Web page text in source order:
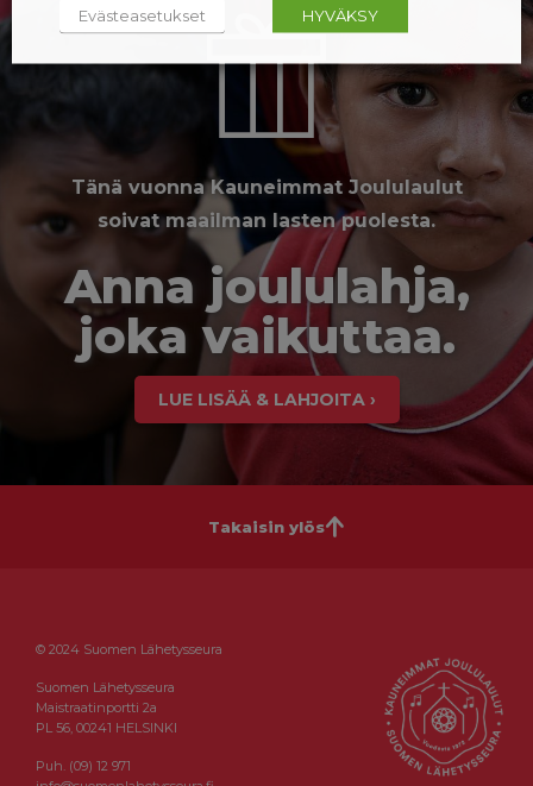
Tänä vuonna Kauneimmat Joululaulut
soivat maailman lasten puolesta.
Anna joululahja,
joka vaikuttaa.
LUE LISÄÄ & LAHJOITA ›
Takaisin ylös
© 2024 Suomen Lähetysseura
Suomen Lähetysseura
Maistraatinportti 2a
PL 56, 00241 HELSINKI
Puh. (09) 12 971
Evästeasetukset HYVÄKSY